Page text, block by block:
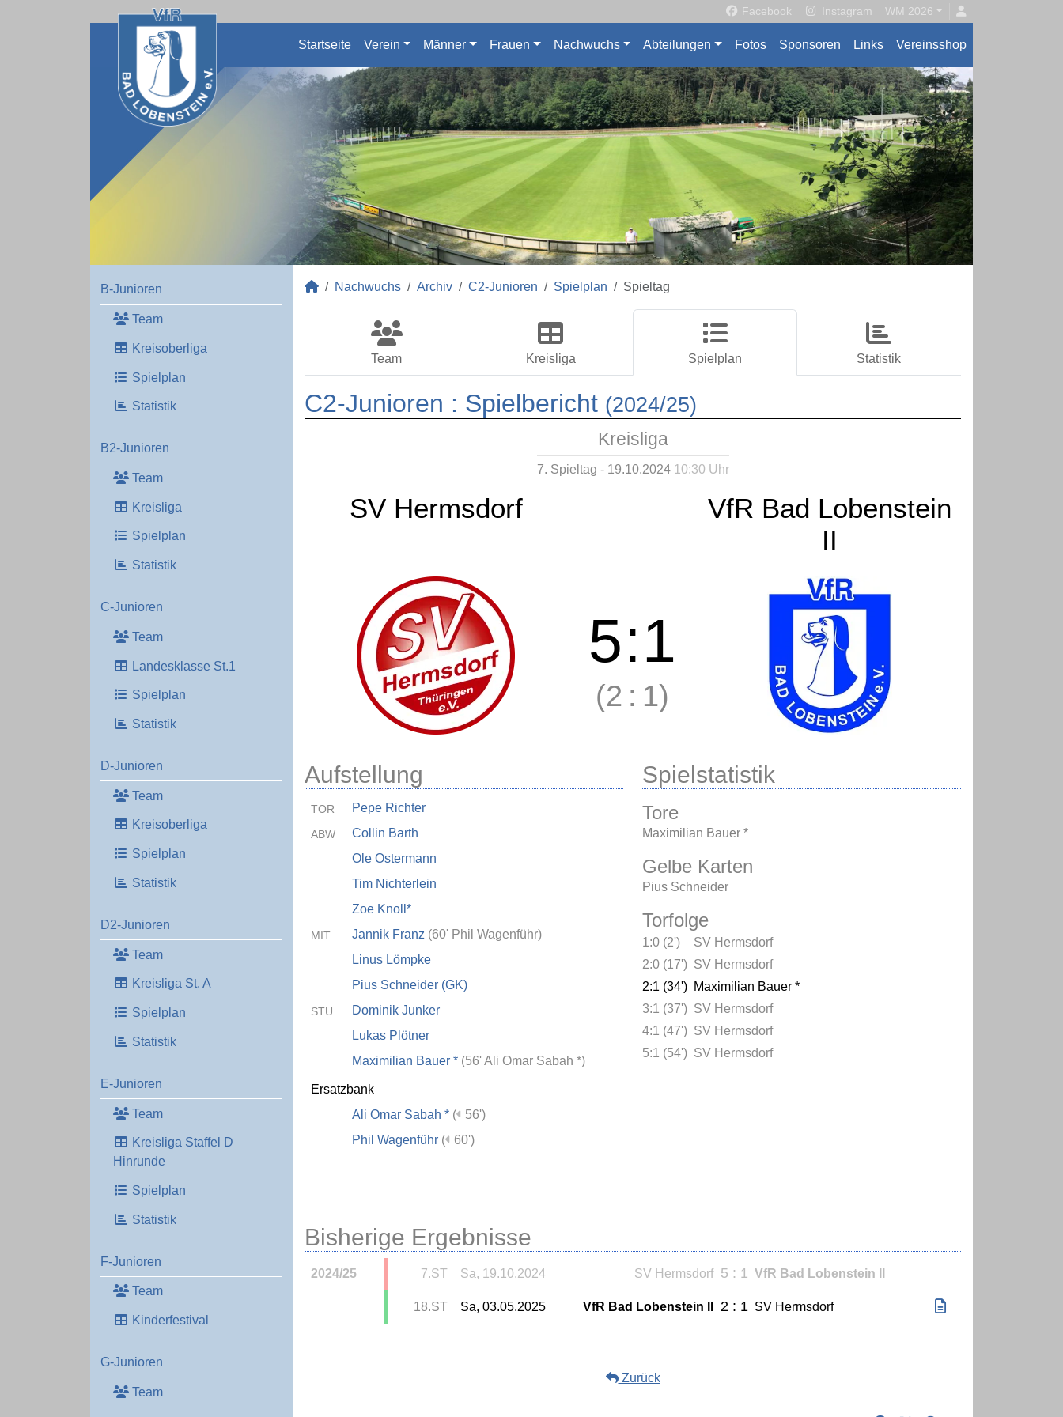
Facebook Instagram WM 2026
Startseite Verein Männer Frauen Nachwuchs Abteilungen Fotos Sponsoren Links Vereinsshop
B-Junioren
Team
Kreisoberliga
Spielplan
Statistik
B2-Junioren
Team
Kreisliga
Spielplan
Statistik
C-Junioren
Team
Landesklasse St.1
Spielplan
Statistik
D-Junioren
Team
Kreisoberliga
Spielplan
Statistik
D2-Junioren
Team
Kreisliga St. A
Spielplan
Statistik
E-Junioren
Team
Kreisliga Staffel D
Hinrunde
Spielplan
Statistik
F-Junioren
Team
Kinderfestival
G-Junioren
Team
Nachwuchs Archiv C2-Junioren Spielplan Spieltag
Team Kreisliga Spielplan Statistik
C2-Junioren : Spielbericht (2024/25)
Kreisliga
7. Spieltag - 19.10.2024 10:30 Uhr
SV Hermsdorf
VfR Bad Lobenstein
II
5:1
(2 : 1)
Aufstellung
TOR Pepe Richter
ABW
Collin Barth
Ole Ostermann
Tim Nichterlein
Zoe Knoll*
MIT Jannik Franz (60' Phil Wagenführ)
Linus Lömpke
Pius Schneider (GK)
STU
Dominik Junker
Lukas Plötner
Maximilian Bauer * (56' Ali Omar Sabah *)
Ersatzbank
Ali Omar Sabah * (
56')
Phil Wagenführ ( 60')
Spielstatistik
Tore
Maximilian Bauer *
Gelbe Karten
Pius Schneider
Torfolge
1:0 (2')
SV Hermsdorf
2:0 (17') SV Hermsdorf
2:1 (34') Maximilian Bauer *
3:1 (37') SV Hermsdorf
4:1 (47') SV Hermsdorf
5:1 (54') SV Hermsdorf
Bisherige Ergebnisse
2024/25 7.ST Sa, 19.10.2024 SV Hermsdorf 5 : 1 VfR Bad Lobenstein II
18.ST Sa, 03.05.2025 VfR Bad Lobenstein II 2 : 1 SV Hermsdorf
Zurück